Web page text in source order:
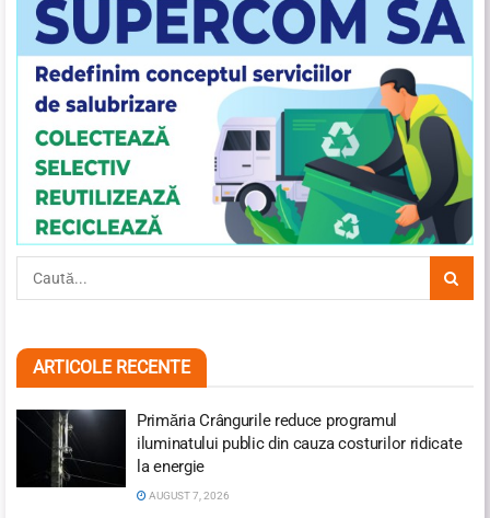
ARTICOLE RECENTE
Primăria Crângurile reduce programul
iluminatului public din cauza costurilor ridicate
la energie
AUGUST 7, 2026